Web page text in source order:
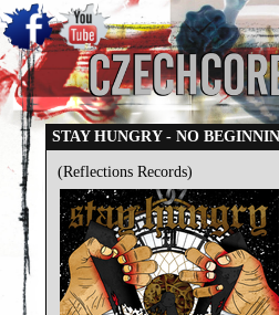
STAY HUNGRY - NO
(Reflections Records)